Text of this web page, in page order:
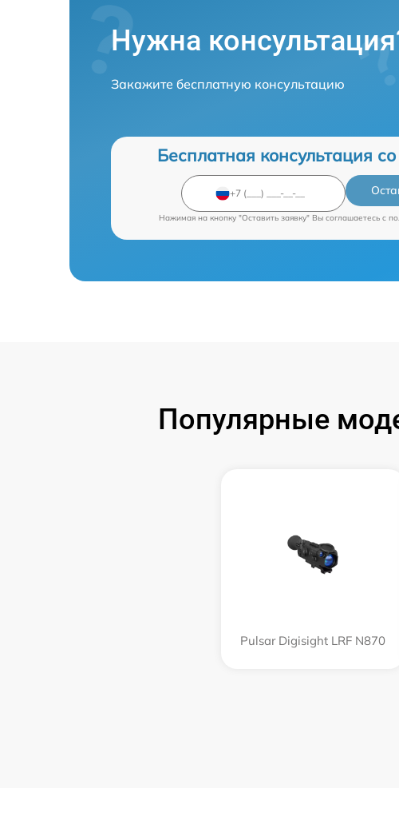
Нужна
Закажите бесплатную консультацию
Бесплатная консультация
Нажимая на кнопку "Оставить заявку" Вы соглашаетесь c
Популярные
Pulsar Digisight LRF N870